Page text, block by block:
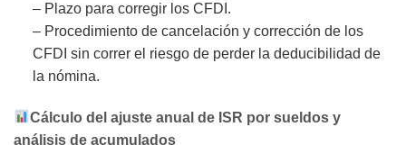
– Plazo para corregir los CFDI.
– Procedimiento de cancelación y corrección de los
CFDI sin correr el riesgo de perder la deducibilidad de
la nómina.
Cálculo del ajuste anual de ISR por sueldos y
análisis de acumulados